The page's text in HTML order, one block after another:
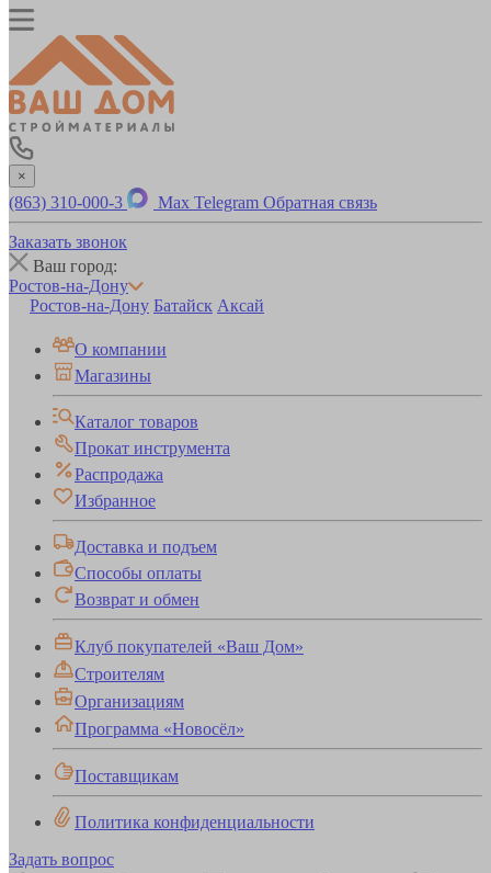
×
(863) 310-000-3 Max Telegram Обратная связь
Заказать звонок
Ваш город:
Ростов-на-Дону
Ростов-на-Дону Батайск Аксай
О компании
Магазины
Каталог товаров
Прокат инструмента
Распродажа
Избранное
Доставка и подъем
Способы оплаты
Возврат и обмен
Клуб покупателей «Ваш Дом»
Строителям
Организациям
Программа «Новосёл»
Поставщикам
Политика конфиденциальности
Задать вопрос